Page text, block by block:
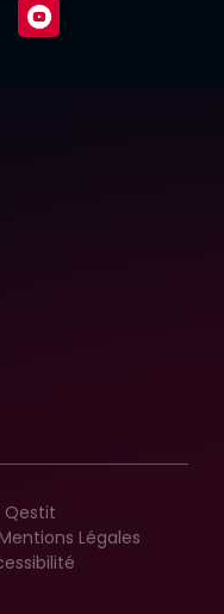
Qestit
Mentions Légales